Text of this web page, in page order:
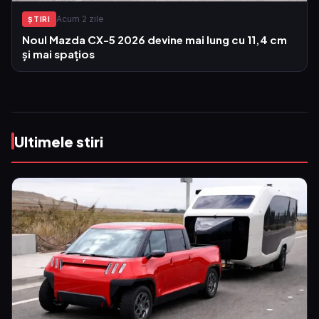
ŞTIRI Acum 2 zile
Noul Mazda CX-5 2026 devine mai lung cu 11,4 cm
și mai spațios
Ultimele stiri